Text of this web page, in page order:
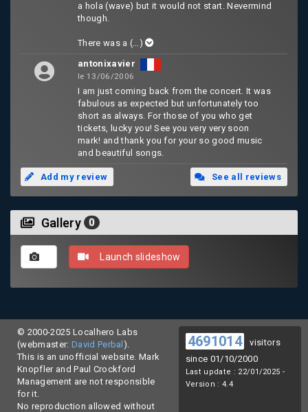
a hola (wave) but it would not start. Nevermind
though.
There was a (…)
antonixavier
le 13/06/2006
I am just coming back from the concert. It was
fabulous as expected but unfortunately too
short as always. For those of you who get
tickets, lucky you! See you very very soon
mark! and thank you for your so good music
and beautiful songs.
Add my review See all reviews
Gallery 0
Launch slideshow
© 2000-2025 Localhero Labs
(webmaster: David Perbal ).
This is an unofficial website. Mark
Knopfler and Paul Crockford
Management are not responsible
for it.
No reproduction allowed without
4691014
visitors
since 01/10/2000
Last update : 22/01/2025 -
Version : 4.4